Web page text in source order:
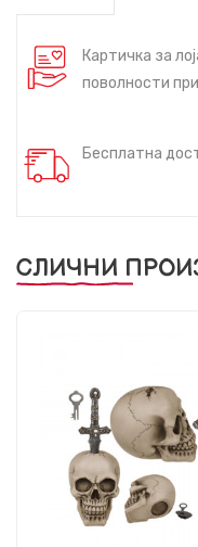
Картичка за
поволности
Бесплатна
СЛИЧНИ